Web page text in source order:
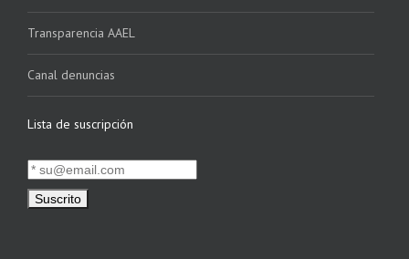
Transparencia AAEL
Canal denuncias
Lista de suscripción